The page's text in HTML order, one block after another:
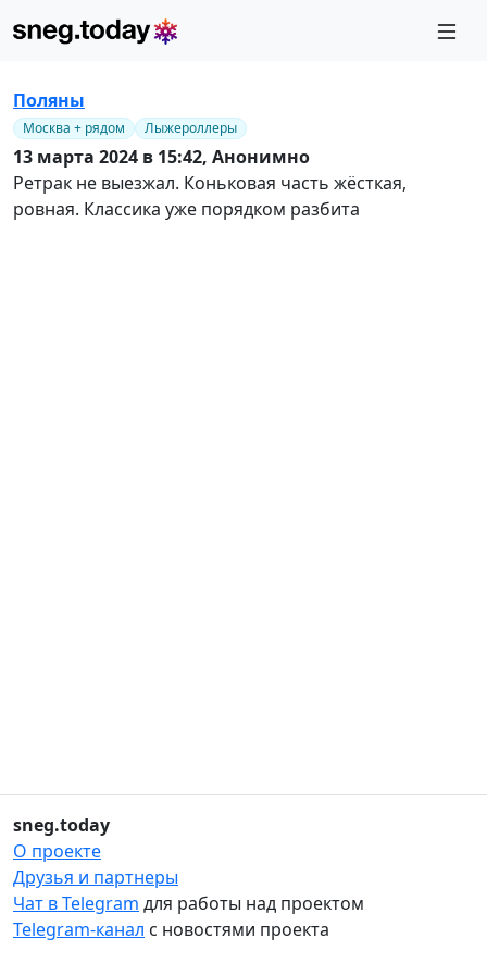
Поляны
Москва + рядом Лыжероллеры
13 марта 2024 в 15:42, Анонимно
Ретрак не выезжал. Коньковая часть жёсткая,
ровная. Классика уже порядком разбита
sneg.today
О проекте
Друзья и партнеры
Чат в Telegram для работы над проектом
Telegram-канал с новостями проекта